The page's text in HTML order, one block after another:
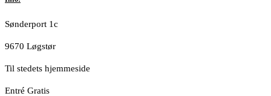
Sønderport 1c
9670 Løgstør
Til stedets hjemmeside
Entré Gratis